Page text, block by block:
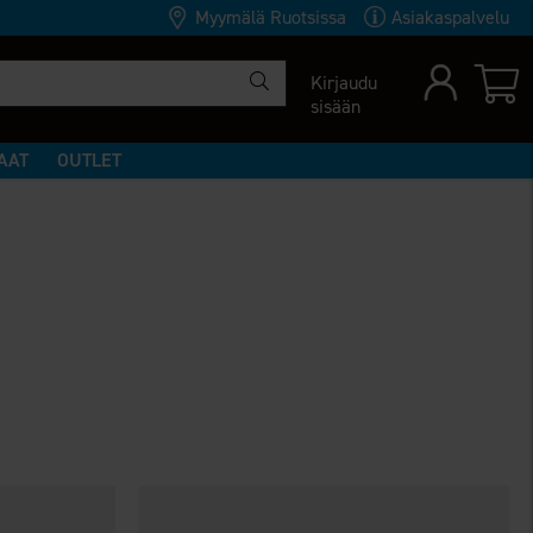
Myymälä Ruotsissa Asiakaspalvelu
Kirjaudu
sisään
OUTLET